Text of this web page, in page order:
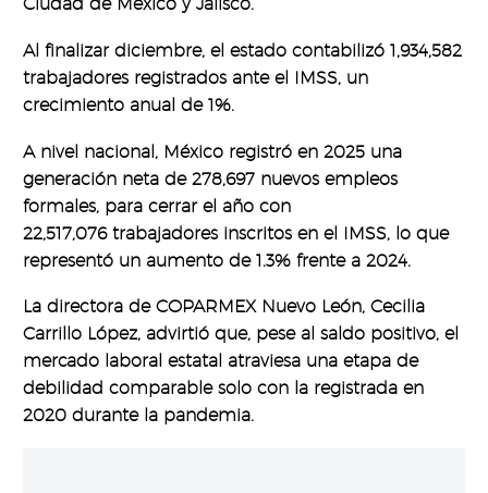
Ciudad de México y Jalisco.
Al finalizar diciembre, el estado contabilizó 1,934,582
trabajadores registrados ante el IMSS, un
crecimiento anual de 1%.
A nivel nacional, México registró en 2025 una
generación neta de 278,697 nuevos empleos
formales, para cerrar el año con
22,517,076 trabajadores inscritos en el IMSS, lo que
representó un aumento de 1.3% frente a 2024.
La directora de COPARMEX Nuevo León, Cecilia
Carrillo López, advirtió que, pese al saldo positivo, el
mercado laboral estatal atraviesa una etapa de
debilidad comparable solo con la registrada en
2020 durante la pandemia.